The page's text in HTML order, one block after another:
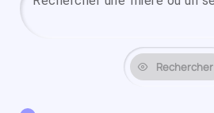
Rechercher